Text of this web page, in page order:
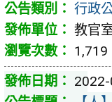
行政
教官
1,719